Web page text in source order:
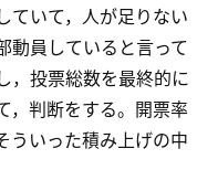
ていて，人が足りない
動員していると言って
投票総数を最終的に
，判断をする。開票率
ういった積み上げの中